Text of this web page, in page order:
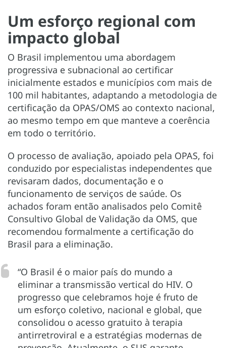
Um esforço regional com
impacto global
O Brasil implementou uma abordagem
progressiva e subnacional ao certificar
inicialmente estados e municípios com mais de
100 mil habitantes, adaptando a metodologia de
certificação da OPAS/OMS ao contexto nacional,
ao mesmo tempo em que manteve a coerência
em todo o território.
O processo de avaliação, apoiado pela OPAS, foi
conduzido por especialistas independentes que
revisaram dados, documentação e o
funcionamento de serviços de saúde. Os
achados foram então analisados pelo Comitê
Consultivo Global de Validação da OMS, que
recomendou formalmente a certificação do
Brasil para a eliminação.
“O Brasil é o maior país do mundo a
eliminar a transmissão vertical do HIV. O
progresso que celebramos hoje é fruto de
um esforço coletivo, nacional e global, que
consolidou o acesso gratuito à terapia
antirretroviral e a estratégias modernas de